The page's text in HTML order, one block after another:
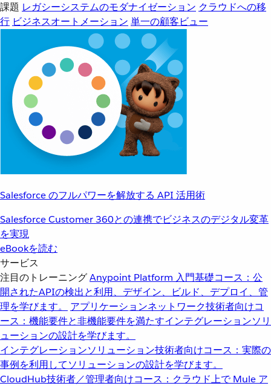
課題 レガシーシステムのモダナイゼーション クラウドへの移
行 ビジネスオートメーション 単一の顧客ビュー
Salesforce のフルパワーを解放する API 活用術
Salesforce Customer 360との連携でビジネスのデジタル変革
を実現
eBookを読む
サービス
注目のトレーニングAnypoint Platform 入門基礎コース：公
開されたAPIの検出と利用、デザイン、ビルド、デプロイ、管
理を学びます。
アプリケーションネットワーク技術者向けコ
ース：機能要件と非機能要件を満たすインテグレーションソリ
ューションの設計を学びます。
インテグレーションソリューション技術者向けコース：実際の
事例を利用してソリューションの設計を学びます。
CloudHub技術者／管理者向けコース：クラウド上で Mule ア